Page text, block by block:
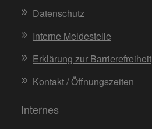
Datenschutz
Interne Meldestelle
Erklärung zur Barrierefreiheit
Kontakt / Öffnungszeiten
Internes